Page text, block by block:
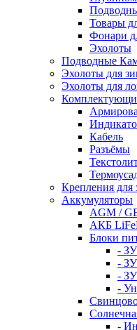
Товары
Фонари
Эхолоты
Подводные
Эхолоты для
Эхолоты для
Кабель
Разъёмы
Крепления для
Аккумуляторы
AGM /
АКБ
Блоки
-
-
-
-
-